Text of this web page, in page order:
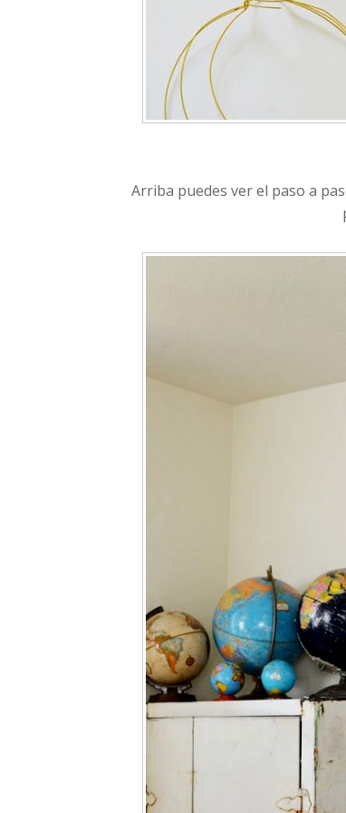
Arriba puedes ver el paso a